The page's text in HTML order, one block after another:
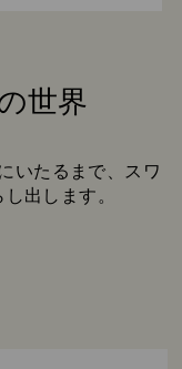
世界
いたるまで、スワ
出します。